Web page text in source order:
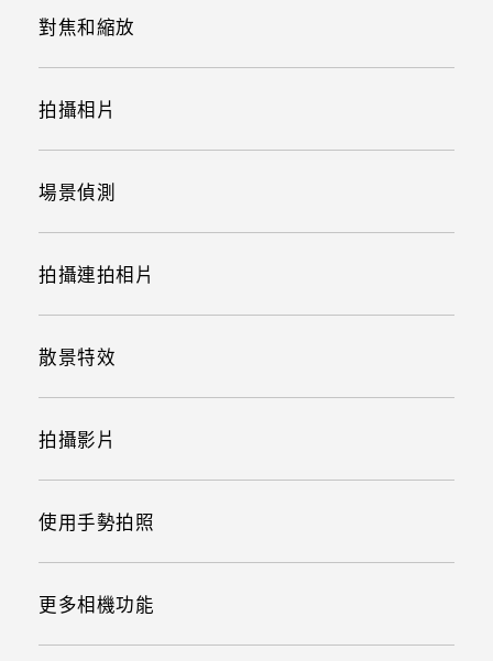
對焦和縮放
拍攝相片
場景偵測
拍攝連拍相片
散景特效
拍攝影片
使用手勢拍照
更多相機功能